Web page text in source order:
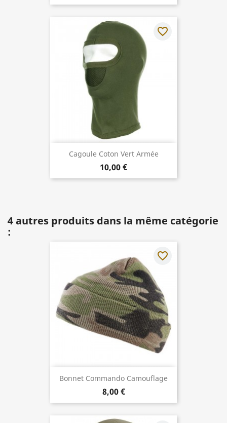
Cagoule Coton Vert Armée
10,00 €
favorite_border
4 autres produits dans la même catégorie
:
Bonnet Commando Camouflage
8,00 €
favorite_border